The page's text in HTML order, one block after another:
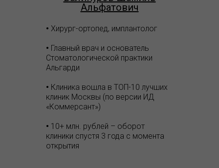
Альфатович
• Хирург-ортопед, имплантолог
• Главный врач и основатель
Стоматологической практики
Альгарди
• Клиника вошла в ТОП-10 лучших
клиник Москвы (по версии ИД
«Коммерсант»)
• 10+ млн. рублей – оборот
клиники спустя 3 года с момента
открытия